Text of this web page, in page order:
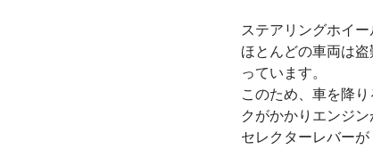
ステアリングホイ
ほとんどの車両は
っています。
このため、車を降
クがかかりエンジン
セレクターレバー